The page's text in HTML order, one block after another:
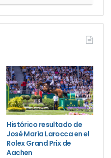
Histórico resultado de
José María Larocca en el
Rolex Grand Prix de
Aachen